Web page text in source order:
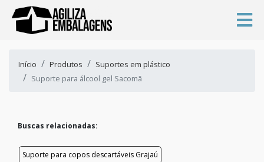
Início Produtos
Suportes em plástico
Suporte para álcool gel Sacomã
Buscas relacionadas:
Suporte para copos descartáveis Grajaú